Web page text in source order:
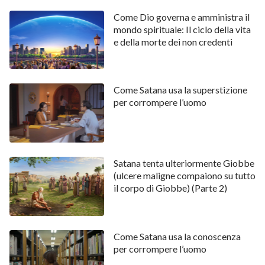
Ci sono addirittura individui che non offrono sacrifici
agli antenati da anni e che improvvisamente fanno un
sogno in cui un defunto chiede loro del denaro. Che
cosa provano? “È triste che questo defunto abbia
bisogno di soldi da spendere! Brucerò qualche
banconota per lui; se non lo facessi, non sarebbe
giusto. Noi vivi potremmo finire nei guai. Chi può dire
quando la tragedia colpirà?”. Avranno sempre questo
Dunque chi dà loro questa preoccupazione? (Satana.)
Esatto. Questo non è uno dei modi in cui il diavolo
corrompe l’uomo? Esso usa diversi mezzi e pretesti
per controllarti, minacciarti e vincolarti, al punto che
cadi in uno stato di stordimento e di resa e ti
sottometti a lui; è così che Satana corrompe l’uomo.
Come Dio governa e amministra il
mondo spirituale: Il ciclo della vita
e della morte dei non credenti
Come Satana usa la superstizione
per corrompere l’uomo
Satana tenta ulteriormente Giobbe
(ulcere maligne compaiono su tutto
il corpo di Giobbe) (Parte 2)
Come Satana usa la conoscenza
per corrompere l’uomo